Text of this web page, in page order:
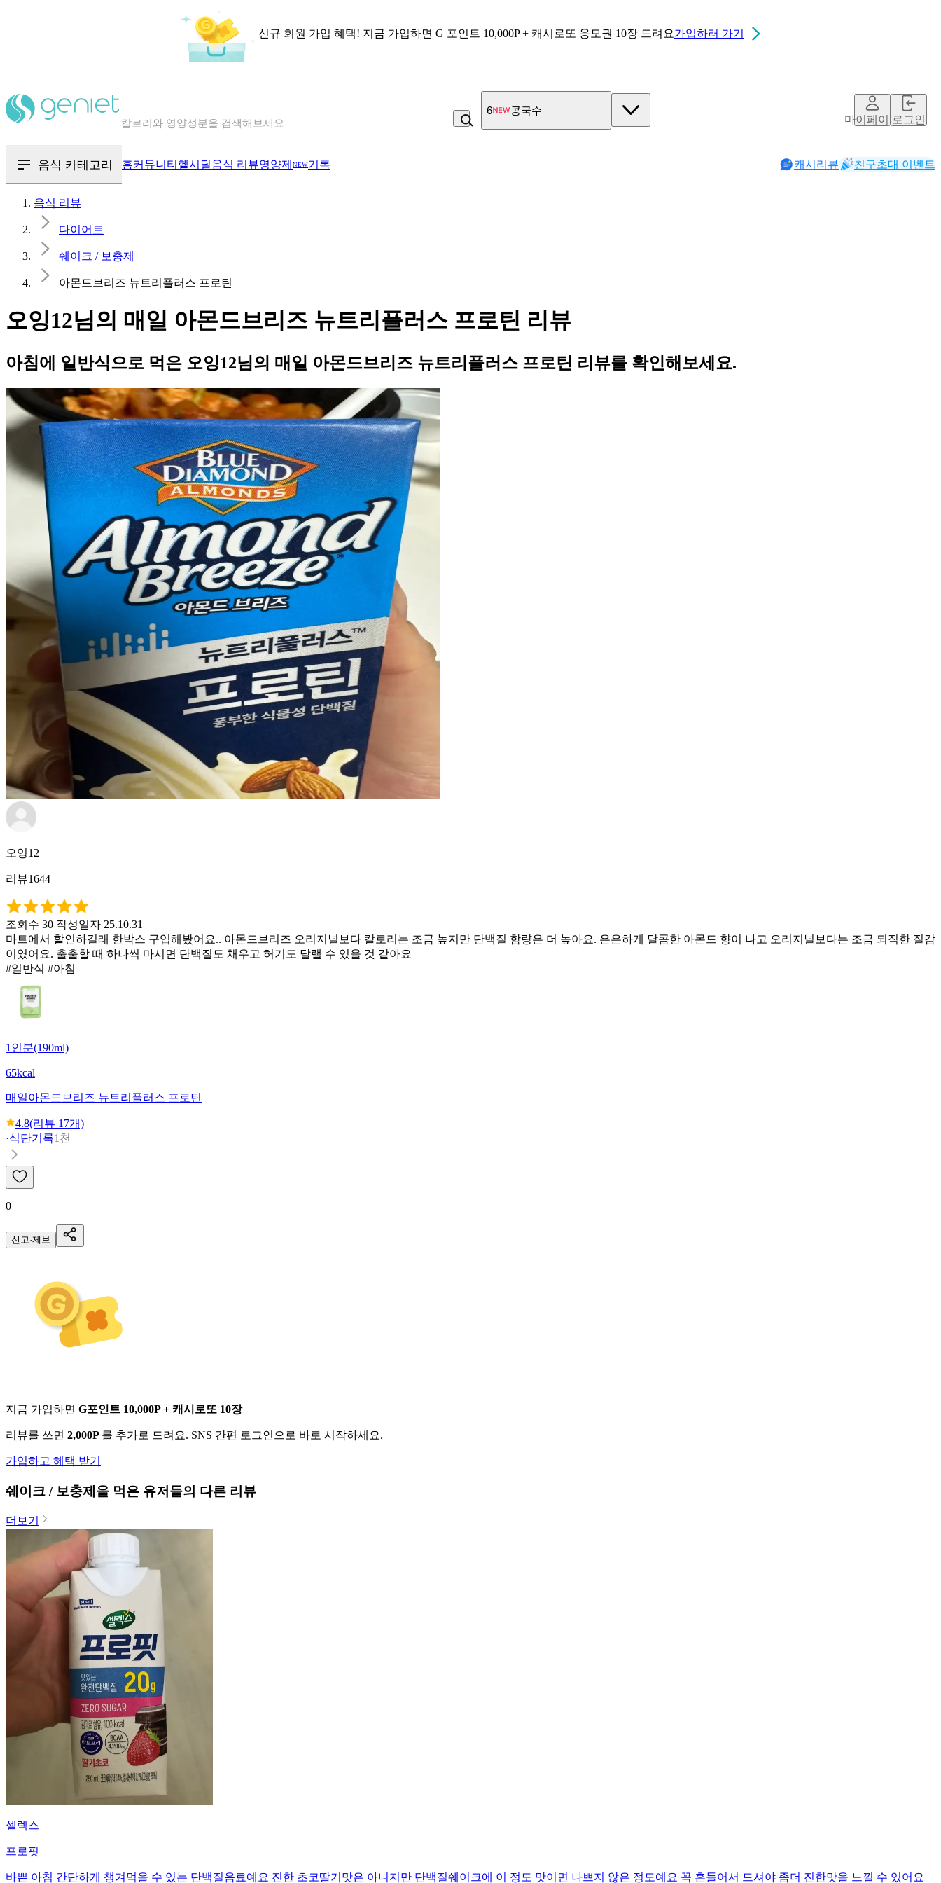
신규 회원 가입 혜택! 지금 가입하면 G 포인트 10,000P + 캐시로또 응모권 10장 드려요가입하러 가기
칼로리와 영양성분을 검색해보세요
음식 · 영양제 리뷰를 찾아보세요
7 고100 촉촉 고구마 스틱
마이페이지로그인
음식 카테고리 홈커뮤니티 헬시딜음식 리뷰영양제 NEW기록 캐시리뷰 친구초대 이벤트
음식 리뷰
다이어트
쉐이크 / 보충제
아몬드브리즈 뉴트리플러스 프로틴
오잉12님의 매일 아몬드브리즈 뉴트리플러스 프로틴 리뷰
아침에 일반식으로 먹은 오잉12님의 매일 아몬드브리즈 뉴트리플러스 프로틴 리뷰를 확인해보세요.
오잉12
리뷰1644
조회수 30 작성일자 25.10.31
마트에서 할인하길래 한박스 구입해봤어요.. 아몬드브리즈 오리지널보다 칼로리는 조금 높지만 단백질 함량은 더 높아요. 은은하게 달콤한 아몬드 향이 나고 오리지널보다는 조금 되직한 질감
이였어요. 출출할 때 하나씩 마시면 단백질도 채우고 허기도 달랠 수 있을 것 같아요
#일반식 #아침
1인분(190ml)
65kcal
매일아몬드브리즈 뉴트리플러스 프로틴
4.8(리뷰 17개)
·식단기록1천+
0
신고·제보
지금 가입하면 G포인트 10,000P + 캐시로또 10장
리뷰를 쓰면 2,000P 를 추가로 드려요. SNS 간편 로그인으로 바로 시작하세요.
가입하고 혜택 받기
쉐이크 / 보충제 을 먹은 유저들의 다른 리뷰
더보기
셀렉스
프로핏
바쁜 아침 간단하게 챙겨먹을 수 있는 단백질음료예요 진한 초코딸기맛은 아니지만 단백질쉐이크에 이 정도 맛이면 나쁘지 않은 정도예요 꼭 흔들어서 드셔야 좀더 진한맛을 느낄 수 있어요